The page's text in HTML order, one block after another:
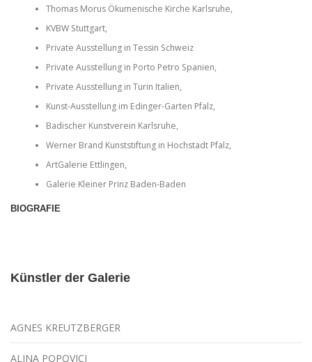
Thomas Morus Ökumenische Kirche Karlsruhe,
KVBW Stuttgart,
Private Ausstellung in Tessin Schweiz
Private Ausstellung in Porto Petro Spanien,
Private Ausstellung in Turin Italien,
Kunst-Ausstellung im Edinger-Garten Pfalz,
Badischer Kunstverein Karlsruhe,
Werner Brand Kunststiftung in Hochstadt Pfalz,
ArtGalerie Ettlingen,
Galerie Kleiner Prinz Baden-Baden
BIOGRAFIE
Künstler der Galerie
AGNES KREUTZBERGER
ALINA POPOVICI